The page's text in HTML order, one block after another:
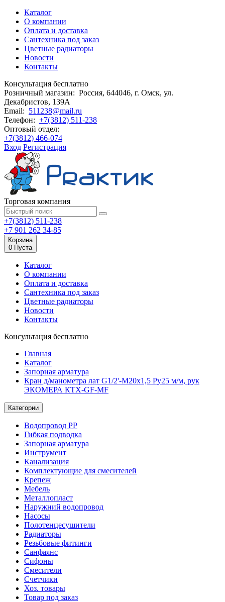
Каталог
О компании
Оплата и доставка
Сантехника под заказ
Цветные радиаторы
Новости
Контакты
Консультация бесплатно
Розничный магазин: Россия, 644046, г. Омск, ул.
Декабристов, 139А
Email: 511238@mail.ru
Телефон: +7(3812) 511-238
Оптовый отдел:
+7(3812) 466-074
Вход Регистрация
Торговая компания
+7(3812) 511-238
+7 901 262 34-85
Корзина
0 Пуста
Каталог
О компании
Оплата и доставка
Сантехника под заказ
Цветные радиаторы
Новости
Контакты
Консультация бесплатно
Главная
Каталог
Запорная арматура
Кран д/манометра лат G1/2'-М20х1,5 Ру25 м/м, рук
ЭКОМЕРА КТХ-GF-MF
Категории
Водопровод РР
Гибкая подводка
Запорная арматура
Инструмент
Канализация
Комплектующие для смесителей
Крепеж
Мебель
Металлопласт
Наружний водопровод
Насосы
Полотенцесушители
Радиаторы
Резьбовые фитинги
Санфаянс
Сифоны
Смесители
Счетчики
Хоз. товары
Товар под заказ